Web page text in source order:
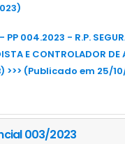
PP 004.2023 - R.P.
E CONTROLADOR
>>> (Publicado em 25/
003/2023